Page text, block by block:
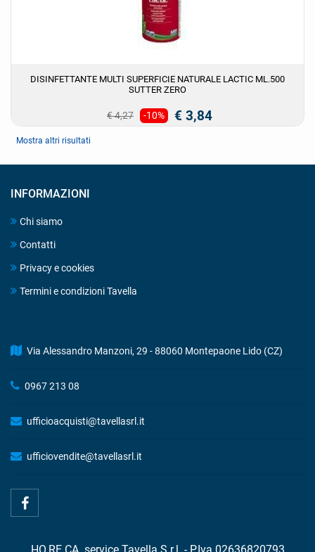
DISINFETTANTE MULTI SUPERFICIE NATURALE LACTIC ML.500
SUTTER ZERO
€ 4,27 -10% € 3,84
Mostra altri risultati
INFORMAZIONI
Chi siamo
Contatti
Privacy e cookies
Termini e condizioni Tavella
Via Alessandro Manzoni, 29 - 88060 Montepaone Lido (CZ)
0967 213 08
ufficioacquisti@tavellasrl.it
ufficiovendite@tavellasrl.it